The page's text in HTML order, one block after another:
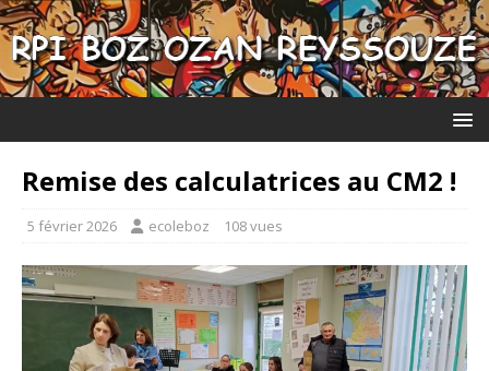
Remise des calculatrices au CM2 !
5 février 2026 ecoleboz 108 vues